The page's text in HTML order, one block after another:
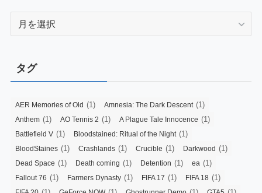
Archives
タグ
AER Memories of Old (1) Amnesia: The Dark Descent(1)
Anthem (1) AO Tennis 2 (1) A Plague Tale Innocence (1)
Battlefield V (1) Bloodstained: Ritual of the Night(1)
BloodStaines (1) Crashlands (1) Crucible (1) Darkwood (1)
Dead Space (1) Death coming (1) Detention (1) ea (1)
Fallout 76 (1) Farmers Dynasty (1) FIFA 17 (1) FIFA 18 (1)